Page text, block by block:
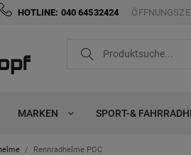
HOTLINE: 040 64532424
MARKEN SPORT-&
Rennradhelme POC